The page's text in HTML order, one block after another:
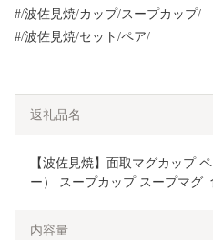
#/波佐見焼/カップ/スープカップ/
#/波佐見焼/セット/ペア/
返礼品名
【波佐見焼】面取マグカップ
ー） スープカップ スープマグ
内容量